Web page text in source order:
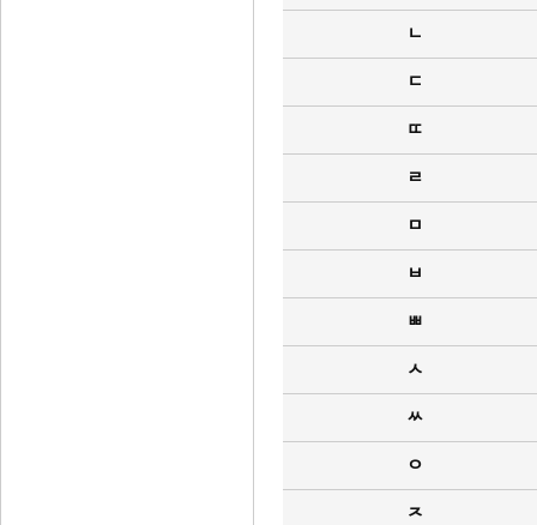
ㄴ
ㄷ
ㄸ
ㄹ
ㅁ
ㅂ
ㅃ
ㅅ
ㅆ
ㅇ
ㅈ